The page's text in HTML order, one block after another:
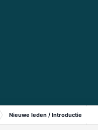
Nieuwe leden / Introductie